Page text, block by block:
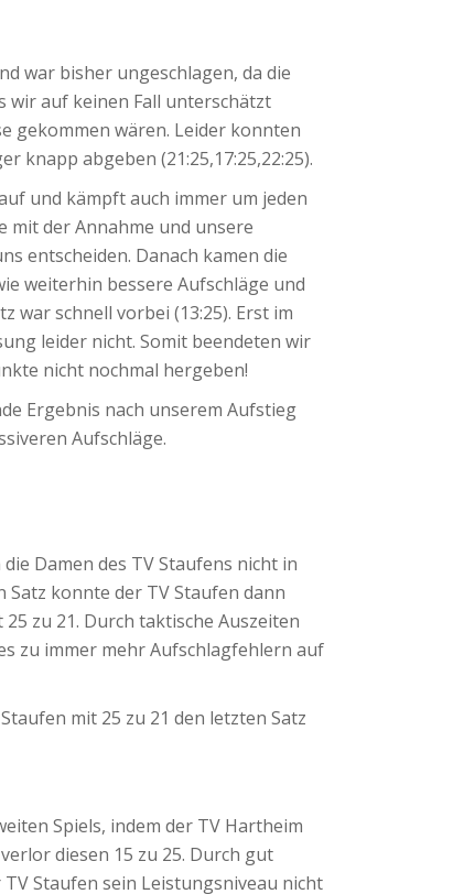
war bisher ungeschlagen, da die
wir auf keinen Fall unterschätzt
gekommen wären. Leider konnten
knapp abgeben (21:25,17:25,22:25).
und kämpft auch immer um jeden
mit der Annahme und unsere
entscheiden. Danach kamen die
weiterhin bessere Aufschläge und
war schnell vorbei (13:25). Erst im
leider nicht. Somit beendeten wir
nicht nochmal hergeben!
Ergebnis nach unserem Aufstieg
Aufschläge.
Damen des TV Staufens nicht in
Satz konnte der TV Staufen dann
zu 21. Durch taktische Auszeiten
zu immer mehr Aufschlagfehlern auf
mit 25 zu 21 den letzten Satz
Spiels, indem der TV Hartheim
diesen 15 zu 25. Durch gut
Staufen sein Leistungsniveau nicht